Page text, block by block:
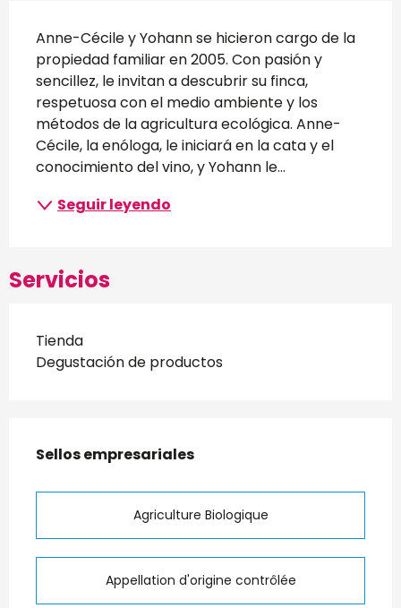
Descripción
Anne-Cécile y Yohann se hicieron cargo de la
propiedad familiar en 2005. Con pasión y
sencillez, le invitan a descubrir su finca,
respetuosa con el medio ambiente y los
métodos de la agricultura ecológica. Anne-
Cécile, la enóloga, le iniciará en la cata y el
conocimiento del vino, y Yohann le...
Seguir leyendo
Servicios
Tienda
Degustación de productos
Oferta de prestaciones
Sellos empresariales
Sellos empresariales
Agriculture Biologique
Appellation d'origine contrôlée